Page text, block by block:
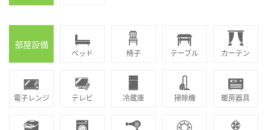
部屋設備
ベッド 椅子 テーブル カーテン
電子レンジ テレビ 冷蔵庫 掃除機 暖房器具